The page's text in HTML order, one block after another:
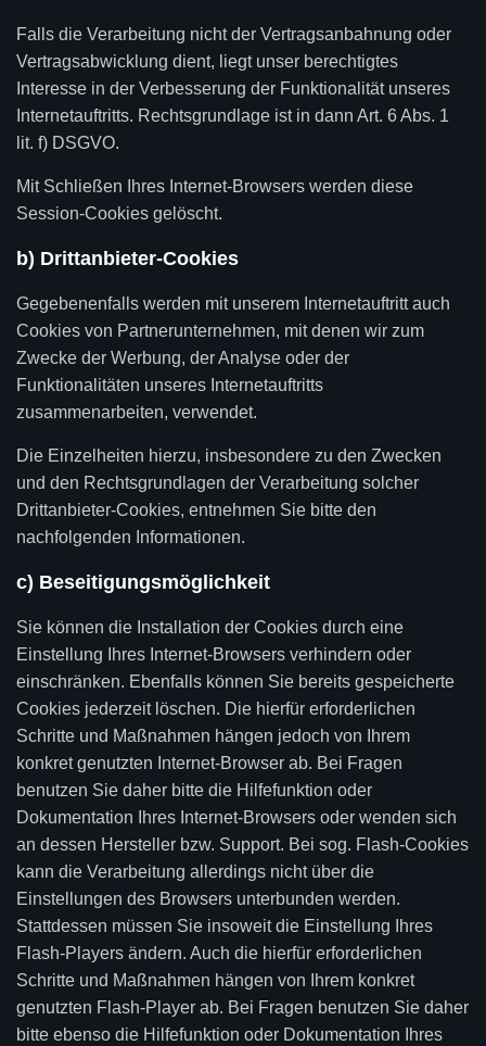
Falls die Verarbeitung nicht der Vertragsanbahnung oder
Vertragsabwicklung dient, liegt unser berechtigtes
Interesse in der Verbesserung der Funktionalität unseres
Internetauftritts. Rechtsgrundlage ist in dann Art. 6 Abs. 1
lit. f) DSGVO.
Mit Schließen Ihres Internet-Browsers werden diese
Session-Cookies gelöscht.
b) Drittanbieter-Cookies
Gegebenenfalls werden mit unserem Internetauftritt auch
Cookies von Partnerunternehmen, mit denen wir zum
Zwecke der Werbung, der Analyse oder der
Funktionalitäten unseres Internetauftritts
zusammenarbeiten, verwendet.
Die Einzelheiten hierzu, insbesondere zu den Zwecken
und den Rechtsgrundlagen der Verarbeitung solcher
Drittanbieter-Cookies, entnehmen Sie bitte den
nachfolgenden Informationen.
c) Beseitigungsmöglichkeit
Sie können die Installation der Cookies durch eine
Einstellung Ihres Internet-Browsers verhindern oder
einschränken. Ebenfalls können Sie bereits gespeicherte
Cookies jederzeit löschen. Die hierfür erforderlichen
Schritte und Maßnahmen hängen jedoch von Ihrem
konkret genutzten Internet-Browser ab. Bei Fragen
benutzen Sie daher bitte die Hilfefunktion oder
Dokumentation Ihres Internet-Browsers oder wenden sich
an dessen Hersteller bzw. Support. Bei sog. Flash-Cookies
kann die Verarbeitung allerdings nicht über die
Einstellungen des Browsers unterbunden werden.
Stattdessen müssen Sie insoweit die Einstellung Ihres
Flash-Players ändern. Auch die hierfür erforderlichen
Schritte und Maßnahmen hängen von Ihrem konkret
genutzten Flash-Player ab. Bei Fragen benutzen Sie daher
bitte ebenso die Hilfefunktion oder Dokumentation Ihres